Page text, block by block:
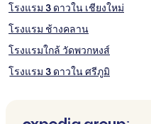
โรงแรม 3 ดาวใน เชียงใหม่
โรงแรม ช้างคลาน
โรงแรมใกล้ วัดพวกหงส์
โรงแรม 3 ดาวใน ศรีภูมิ